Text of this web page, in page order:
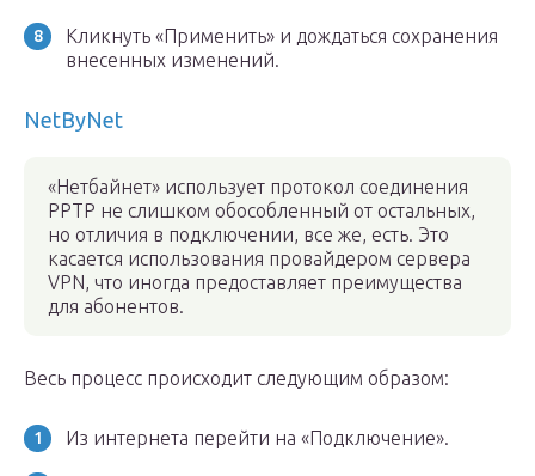
Кликнуть «Применить» и дождаться сохранения
внесенных изменений.
NetByNet
«Нетбайнет» использует протокол соединения
РРТР не слишком обособленный от остальных,
но отличия в подключении, все же, есть. Это
касается использования провайдером сервера
VPN, что иногда предоставляет преимущества
для абонентов.
Весь процесс происходит следующим образом:
Из интернета перейти на «Подключение».